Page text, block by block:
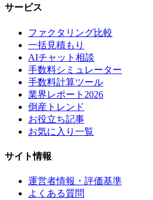
サービス
ファクタリング比較
一括見積もり
AIチャット相談
手数料シミュレーター
手数料計算ツール
業界レポート2026
倒産トレンド
お役立ち記事
お気に入り一覧
サイト情報
運営者情報・評価基準
よくある質問